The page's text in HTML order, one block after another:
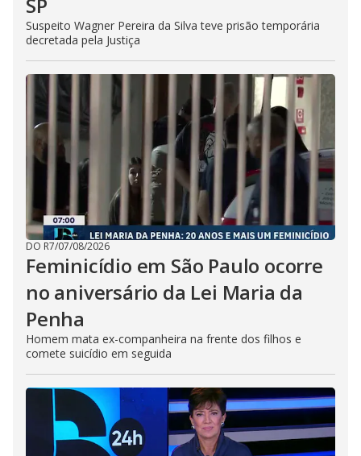
Suspeito Wagner Pereira da Silva teve prisão temporária
decretada pela Justiça
DO R7/07/08/2026
Feminicídio em São Paulo ocorre
no aniversário da Lei Maria da
Penha
Homem mata ex-companheira na frente dos filhos e
comete suicídio em seguida